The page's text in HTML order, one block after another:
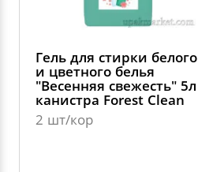
Гель для стирки белого
и цветного белья
"Весенняя свежесть" 5л
канистра Forest Clean
2 шт/кор